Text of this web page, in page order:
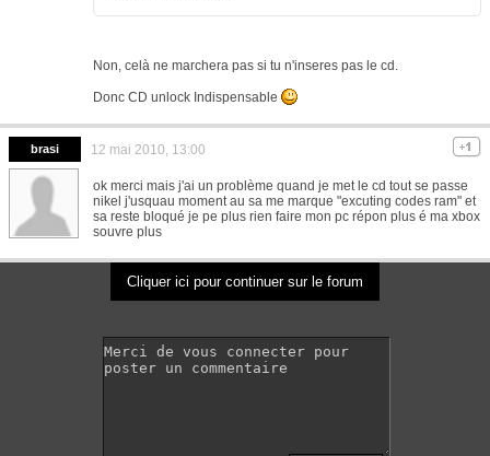
Non, celà ne marchera pas si tu n'inseres pas le cd.
Donc CD unlock Indispensable
brasi 12 mai 2010, 13:00
ok merci mais j'ai un problème quand je met le cd tout se passe
nikel j'usquau moment au sa me marque "excuting codes ram" et
sa reste bloqué je pe plus rien faire mon pc répon plus é ma xbox
souvre plus
Cliquer ici pour continuer sur le forum